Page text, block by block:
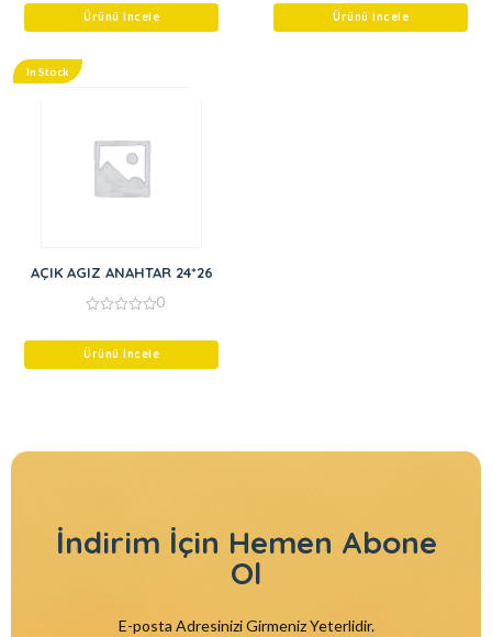
of
Ürünü İncele
of
Ürünü İncele
In Stock
AÇIK AGIZ ANAHTAR 24*26
of
0
Ürünü İncele
İndirim İçin Hemen Abone
Ol
E-posta Adresinizi Girmeniz Yeterlidir.